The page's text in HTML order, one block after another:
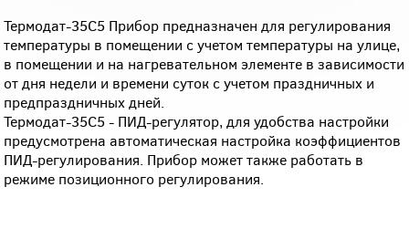
Термодат-35С5 Прибор предназначен для регулирования
температуры в помещении с учетом температуры на улице,
в помещении и на нагревательном элементе в зависимости
от дня недели и времени суток с учетом праздничных и
предпраздничных дней.
Термодат-35C5 - ПИД-регулятор, для удобства настройки
предусмотрена автоматическая настройка коэффициентов
ПИД-регулирования. Прибор может также работать в
режиме позиционного регулирования.